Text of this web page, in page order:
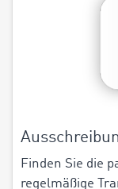
Finden Sie die
regelmäßige